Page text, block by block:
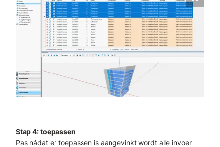
Stap 4: toepassen
Pas nádat er toepassen is aangevinkt wordt alle invoer